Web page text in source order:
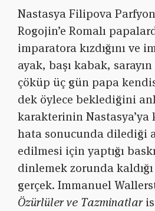
Nastasya Filipova Parfyon
Rogojin’e Romalı
imparatora kızdığını ve
ayak, başı kabak,
çöküp üç gün papa
dek öylece beklediğini
karakterinin Nastasya’ya
hata sonucunda dilediği
edilmesi için yaptığı
dinlemek zorunda
gerçek. Immanuel
Özürlüler ve Tazminatlar